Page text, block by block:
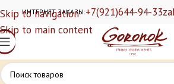
Skip to navigation
Skip to main content
ИНТЕРНЕТ ЗАКАЗЫ:+7(921)644-94-33